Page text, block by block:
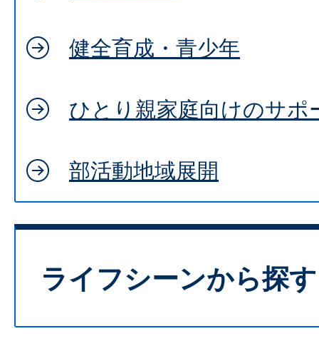
健全育成・青少年
ひとり親家庭向けのサポ
部活動地域展開
ライフシーンから探す